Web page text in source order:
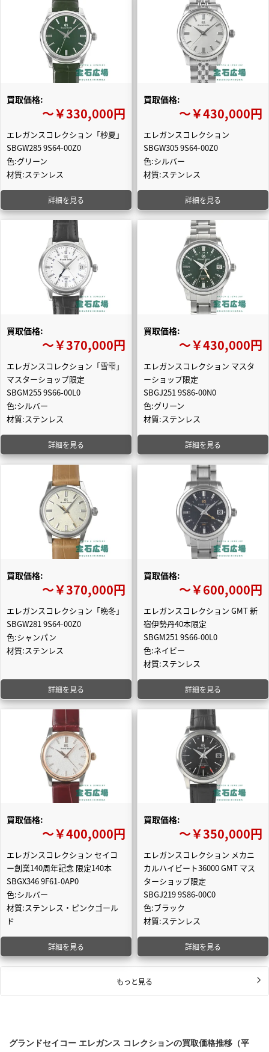
買取価格:
〜￥330,000円
エレガンスコレクション「杪夏」
SBGW285 9S64-00Z0
色:グリーン
材質:ステンレス
詳細を見る
買取価格:
〜￥430,000円
エレガンスコレクション
SBGW305 9S64-00Z0
色:シルバー
材質:ステンレス
詳細を見る
買取価格:
〜￥370,000円
エレガンスコレクション「雪雫」
マスターショップ限定
SBGM255 9S66-00L0
色:シルバー
材質:ステンレス
詳細を見る
買取価格:
〜￥430,000円
エレガンスコレクション マスタ
ーショップ限定
SBGJ251 9S86-00N0
色:グリーン
材質:ステンレス
詳細を見る
買取価格:
〜￥370,000円
エレガンスコレクション「晩冬」
SBGW281 9S64-00Z0
色:シャンパン
材質:ステンレス
詳細を見る
買取価格:
〜￥600,000円
エレガンスコレクション GMT 新
宿伊勢丹40本限定
SBGM251 9S66-00L0
色:ネイビー
材質:ステンレス
詳細を見る
買取価格:
〜￥400,000円
エレガンスコレクション セイコ
ー創業140周年記念 限定140本
SBGX346 9F61-0AP0
色:シルバー
材質:ステンレス・ピンクゴール
ド
詳細を見る
買取価格:
〜￥350,000円
エレガンスコレクション メカニ
カルハイビート36000 GMT マス
ターショップ限定
SBGJ219 9S86-00C0
色:ブラック
材質:ステンレス
詳細を見る
もっと見る
グランドセイコー エレガンス コレクションの買取価格推移（平